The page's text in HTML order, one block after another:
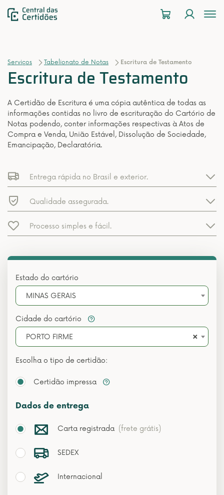
Serviços Tabelionato de Notas Escritura de Testamento
Escritura de Testamento
A Certidão de Escritura é uma cópia autêntica de todas as
informações contidas no livro de escrituração do Cartório de
Notas podendo, conter informações respectivas à Atos de
Compra e Venda, União Estável, Dissolução de Sociedade,
Emancipação, Declaratória.
Entrega rápida no Brasil e exterior.
Qualidade assegurada.
Processo simples e fácil.
Estado do cartório
MINAS GERAIS
Cidade do cartório
×
PORTO FIRME
Escolha o tipo de certidão:
Certidão impressa
Dados de entrega
Carta registrada (frete grátis)
SEDEX
Internacional